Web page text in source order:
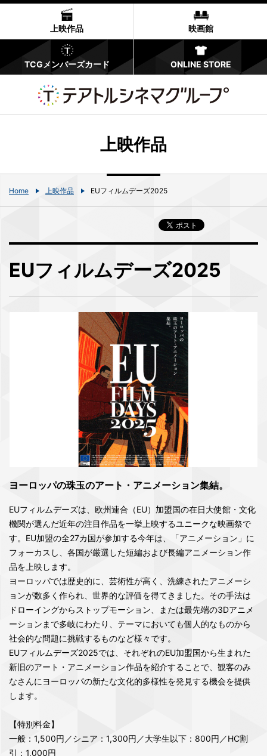
上映作品 映画館
TCGメンバーズカード ONLINE STORE
上映作品
Home 上映作品 EUフィルムデーズ2025
EUフィルムデーズ2025
ヨーロッパの珠玉のアート・アニメーション集結。
EUフィルムデーズは、欧州連合（EU）加盟国の在日大使館・文化
機関が選んだ近年の注目作品を一挙上映するユニークな映画祭で
す。EU加盟の全27カ国が参加する今年は、「アニメーション」に
フォーカスし、各国が厳選した短編および長編アニメーション作
品を上映します。
ヨーロッパでは歴史的に、芸術性が高く、洗練されたアニメーシ
ョンが数多く作られ、世界的な評価を得てきました。その手法は
ドローイングからストップモーション、または最先端の3Dアニメ
ーションまで多岐にわたり、テーマにおいても個人的なものから
社会的な問題に挑戦するものなど様々です。
EUフィルムデーズ2025では、それぞれのEU加盟国から生まれた
新旧のアート・アニメーション作品を紹介することで、観客のみ
なさんにヨーロッパの新たな文化的多様性を発見する機会を提供
します。
【特別料金】
一般：1,500円／シニア：1,300円／大学生以下：800円／HC割
引：1,000円